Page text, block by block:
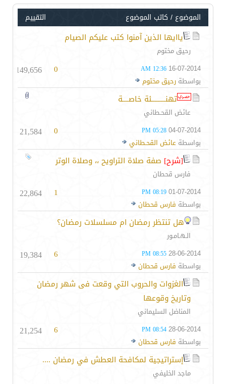
التقييم الموضوع / كاتب الموضوع
ياايها الذين آمنوا كتب عليكم الصيام
رحيق مختوم
16-07-2014
12:36 AM
بواسطة رحيق مختوم
0
149,656
تهنـــــــــئة خاصــــة
عائض القحـطاني
04-07-2014
05:28 PM
بواسطة عائض القحـطاني
0
21,584
[شرح] صفة صلاة التراويح ،، وصلاة الوتر
فارس قحطان
01-07-2014
08:19 PM
بواسطة فارس قحطان
1
22,864
هل تنتظر رمضان ام مسلسلات رمضان؟
الـهـامـور
28-06-2014
08:55 PM
بواسطة فارس قحطان
6
19,384
الغزوات والحروب التي وقعت فى شهر رمضان
وتاريخ وقوعها
المناضل السليماني
28-06-2014
08:54 PM
بواسطة فارس قحطان
6
21,254
إستراتيجية لمكافحة العطش في رمضان ....
ماجد الخليفي